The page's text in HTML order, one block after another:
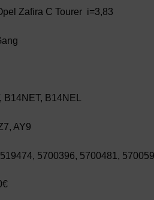
Zafira C Tourer i=3,83
B14NEL
AY9
5700396, 5700481,